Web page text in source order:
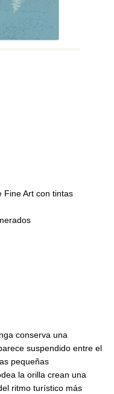
Fine Art con tintas
conserva una
suspendido entre el
pequeñas
la orilla crean una
ritmo turístico más